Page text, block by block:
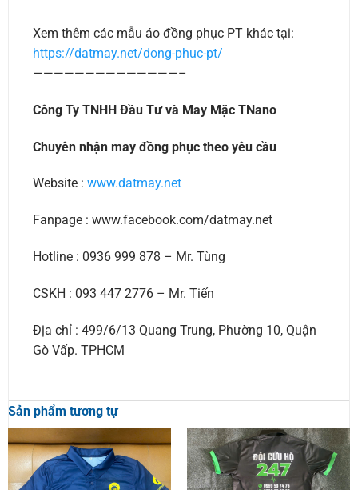
Xem thêm các mẫu áo đồng phục PT khác tại:
https://datmay.net/dong-phuc-pt/
——————————————–
Công Ty TNHH Đầu Tư và May Mặc TNano
Chuyên nhận may đồng phục theo yêu cầu
Website : www.datmay.net
Fanpage : www.facebook.com/datmay.net
Hotline : 0936 999 878 – Mr. Tùng
CSKH : 093 447 2776 – Mr. Tiến
Địa chỉ : 499/6/13 Quang Trung, Phường 10, Quận
Gò Vấp. TPHCM
Sản phẩm tương tự